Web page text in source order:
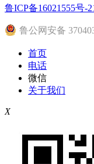
鲁ICP备16021555号-
鲁公网安备
首页
电话
微信
关于我们
X